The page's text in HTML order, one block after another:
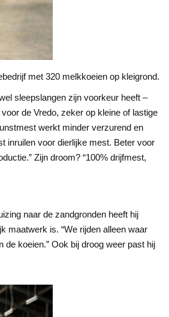
met 320 melkkoeien op kleigrond.
sleepslangen zijn voorkeur heeft –
de Vredo, zeker op kleine of lastige
werkt minder verzurend en
inruilen voor dierlijke mest. Beter voor
Zijn droom? “100% drijfmest,
naar de zandgronden heeft hij
maatwerk is. “We rijden alleen waar
koeien.” Ook bij droog weer past hij